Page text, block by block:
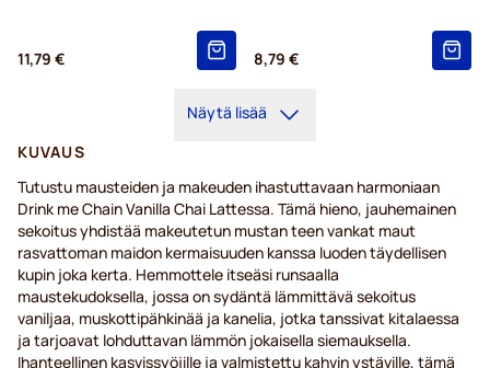
11,79 € 8,79 €
Näytä lisää
KUVAUS
Tutustu mausteiden ja makeuden ihastuttavaan harmoniaan
Drink me Chain Vanilla Chai Lattessa. Tämä hieno, jauhemainen
sekoitus yhdistää makeutetun mustan teen vankat maut
rasvattoman maidon kermaisuuden kanssa luoden täydellisen
kupin joka kerta. Hemmottele itseäsi runsaalla
maustekudoksella, jossa on sydäntä lämmittävä sekoitus
vaniljaa, muskottipähkinää ja kanelia, jotka tanssivat kitalaessa
ja tarjoavat lohduttavan lämmön jokaisella siemauksella.
Ihanteellinen kasvissyöjille ja valmistettu kahvin ystäville, tämä